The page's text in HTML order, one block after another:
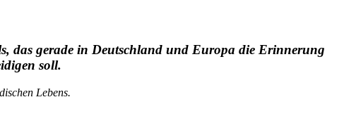
das gerade in Deutschland und Europa die Erinnerung
soll.
Lebens.